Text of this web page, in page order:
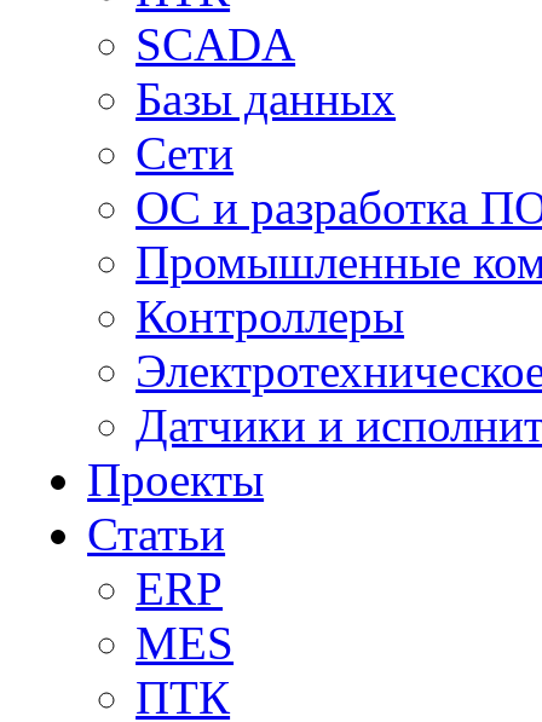
SCADA
Базы данных
Сети
ОС и разработка
Промышленные
Контроллеры
Датчики и
Проекты
Статьи
ERP
MES
ПТК